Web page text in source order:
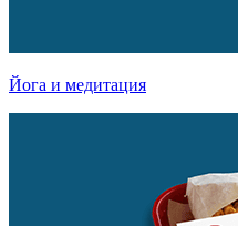
Йога и медитация